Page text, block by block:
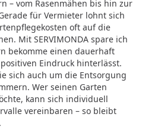
– vom Rasenmähen bis hin zur
für Vermieter lohnt sich
oft auf die
Mit SERVIMONDA spare ich
bekomme einen dauerhaft
Eindruck hinterlässt.
sich auch um die Entsorgung
Wer seinen Garten
kann sich individuell
vereinbaren – so bleibt